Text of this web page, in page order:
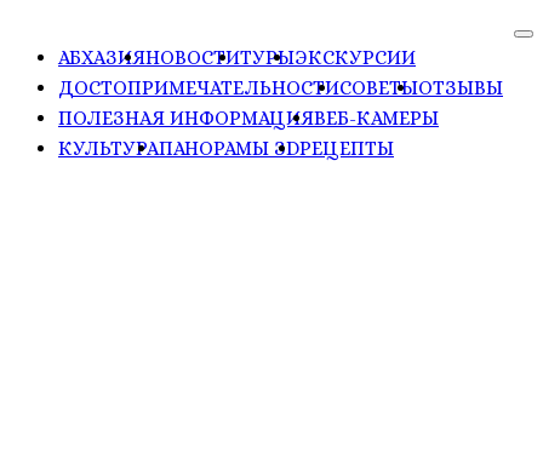
АБХАЗИЯНОВОСТИТУРЫЭКСКУРСИИ
ДОСТОПРИМЕЧАТЕЛЬНОСТИСОВЕТЫОТЗЫВЫ
ПОЛЕЗНАЯ ИНФОРМАЦИЯВЕБ-КАМЕРЫ
КУЛЬТУРАПАНОРАМЫ ЗDРЕЦЕПТЫ